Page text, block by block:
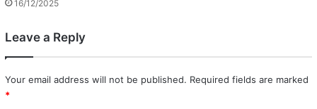
16/12/2025
Leave a Reply
Your email address will not be published. Required fields are marked
*